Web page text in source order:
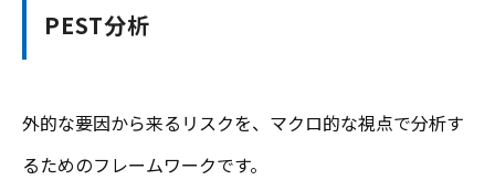
PEST分析
外的な要因から来るリスクを、マクロ的な視点で分析す
るためのフレームワークです。